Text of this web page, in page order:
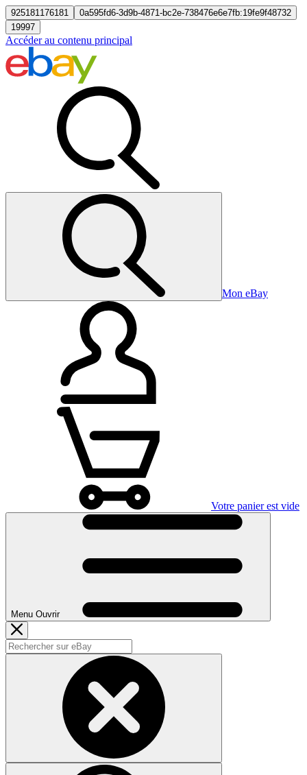
925181176181
0a595fd6-3d9b-4871-bc2e-738476e6e7fb:19fe9f48732
19997
Accéder au contenu principal
Mon eBay
Votre panier est vide
Menu Ouvrir